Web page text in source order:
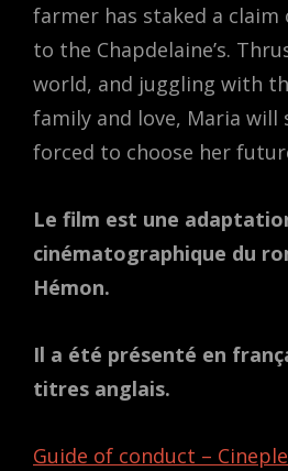
farmer has staked a claim
to the Chapdelaine’s.
world, and juggling with
family and love, Maria will
forced to choose her
Le film est une
cinématographique du
Hémon.
Il a été présenté en
titres anglais.
Guide of conduct – Cineple